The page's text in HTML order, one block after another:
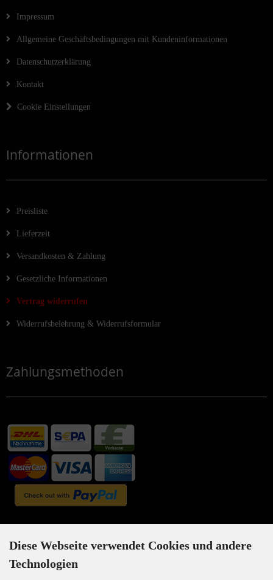
Impressum
Allgemeine Geschäftsbedingungen mit Kundeninformationen
Datenschutzerklärung
Kontakt
Cookie Einstellungen
Informationen
Preisliste
Lieferzeit
Versandkosten & Zahlung
Gesetzliche Informationen
Vertrag widerrufen
Widerrufsbelehrung & Widerrufsformular
Zahlungsmethoden
Newsletter-Anmeldung
Diese Webseite verwendet Cookies und andere
Technologien